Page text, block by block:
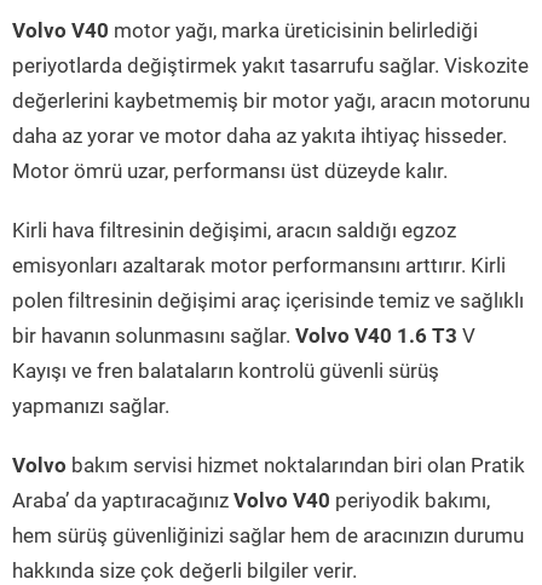
Volvo V40 motor yağı, marka üreticisinin belirlediği
periyotlarda değiştirmek yakıt tasarrufu sağlar. Viskozite
değerlerini kaybetmemiş bir motor yağı, aracın motorunu
daha az yorar ve motor daha az yakıta ihtiyaç hisseder.
Motor ömrü uzar, performansı üst düzeyde kalır.
Kirli hava filtresinin değişimi, aracın saldığı egzoz
emisyonları azaltarak motor performansını arttırır. Kirli
polen filtresinin değişimi araç içerisinde temiz ve sağlıklı
bir havanın solunmasını sağlar. Volvo V40 1.6 T3 V
Kayışı ve fren balataların kontrolü güvenli sürüş
yapmanızı sağlar.
Volvo bakım servisi hizmet noktalarından biri olan Pratik
Araba’ da yaptıracağınız Volvo V40 periyodik bakımı,
hem sürüş güvenliğinizi sağlar hem de aracınızın durumu
hakkında size çok değerli bilgiler verir.